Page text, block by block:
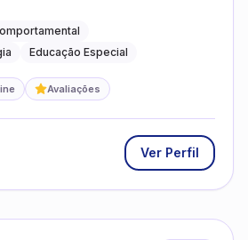
Educação Especial
Avaliações
Ver Perfil